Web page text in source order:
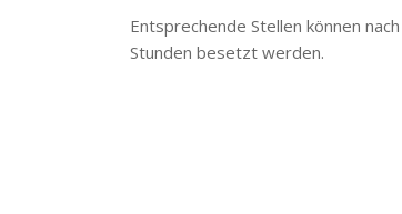
Entsprechende Stellen können
Stunden besetzt werden.